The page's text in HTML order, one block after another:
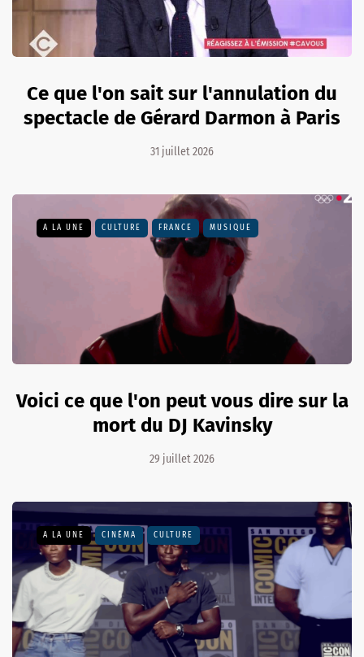
Ce que l'on sait sur l'annulation du
spectacle de Gérard Darmon à Paris
31 juillet 2026
A LA UNE CULTURE FRANCE MUSIQUE
Voici ce que l'on peut vous dire sur la
mort du DJ Kavinsky
29 juillet 2026
A LA UNE CINÉMA CULTURE